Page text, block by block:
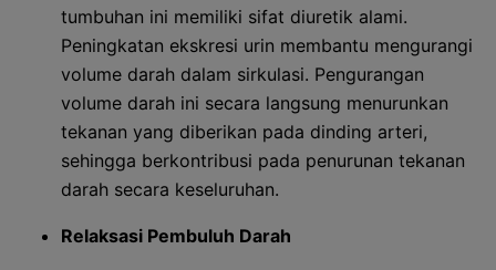
tumbuhan ini memiliki sifat diuretik alami.
Peningkatan ekskresi urin membantu mengurangi
volume darah dalam sirkulasi. Pengurangan
volume darah ini secara langsung menurunkan
tekanan yang diberikan pada dinding arteri,
sehingga berkontribusi pada penurunan tekanan
darah secara keseluruhan.
Relaksasi Pembuluh Darah